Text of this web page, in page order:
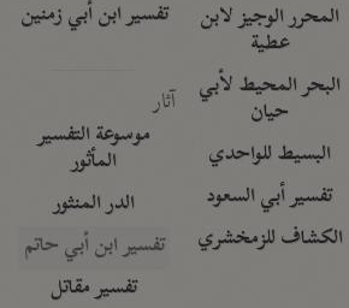
المحرر الوجيز لابن
عطية
البحر المحيط لأبي
حيان
البسيط للواحدي
تفسير أبي السعود
الكشاف للزمخشري
تفسير ابن أبي زمنين
آثار
موسوعة التفسير
المأثور
الدر المنثور
تفسير ابن أبي حاتم
تفسير مقاتل